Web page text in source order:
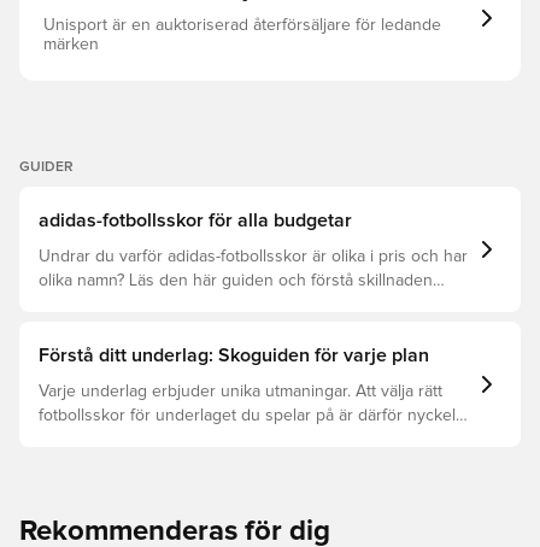
Unisport är en auktoriserad återförsäljare för ledande
märken
GUIDER
adidas-fotbollsskor för alla budgetar
Undrar du varför adidas-fotbollsskor är olika i pris och har
olika namn? Läs den här guiden och förstå skillnaden
Förstå ditt underlag: Skoguiden för varje plan
Varje underlag erbjuder unika utmaningar. Att välja rätt
fotbollsskor för underlaget du spelar på är därför nyckeln
Rekommenderas för dig